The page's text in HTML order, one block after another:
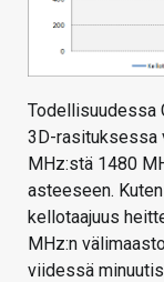
Todellisuudessa
3D-rasituksessa
MHz:stä 1480
asteeseen.
kellotaajuus
MHz:n
viidessä